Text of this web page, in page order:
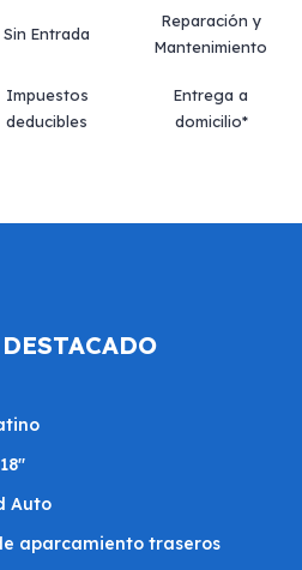
Sin Entrada
Reparación y
Mantenimiento
Impuestos
deducibles
Entrega a
domicilio*
Auto
aparcamiento traseros